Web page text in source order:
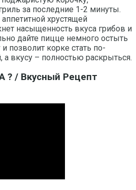
за последние 1-2 минуты.
хрустящей
насыщенность вкуса грибов и
дайте пицце немного остыть
позволит корке стать по-
а вкусу – полностью раскрыться.
/ Вкусный Рецепт